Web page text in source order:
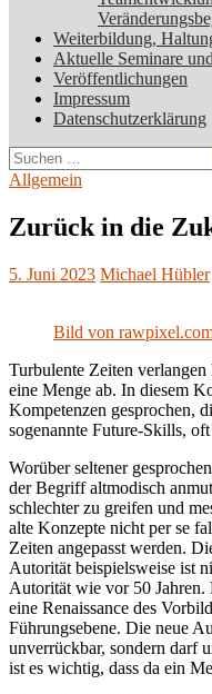
Weiterbildung,
Aktuelle Seminare
Veröffentlichungen
Impressum
Datenschutzerklärung
Suchen
nach:
Allgemein
Zurück in die
5. Juni 2023 Michael Hübler
Bild von
Turbulente Zeiten
eine Menge ab. In diesem
Kompetenzen gesprochen,
sogenannte Future-Skills,
Worüber seltener
der Begriff altmodisch
schlechter zu greifen und
alte Konzepte nicht per se
Zeiten angepasst werden.
Autorität beispielsweise ist
Autorität wie vor 50 Jahren.
eine Renaissance des
Führungsebene. Die neue
unverrückbar, sondern darf
ist es wichtig, dass da ein